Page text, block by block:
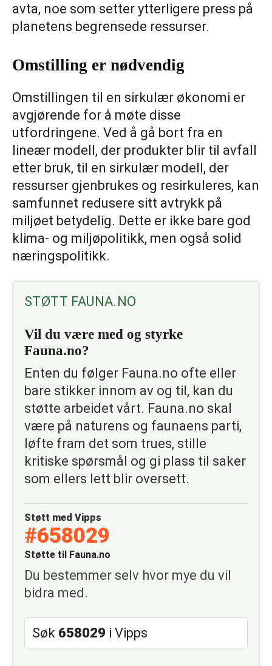
avta, noe som setter ytterligere press på
planetens begrensede ressurser.
Omstilling er nødvendig
Omstillingen til en sirkulær økonomi er
avgjørende for å møte disse
utfordringene. Ved å gå bort fra en
lineær modell, der produkter blir til avfall
etter bruk, til en sirkulær modell, der
ressurser gjenbrukes og resirkuleres, kan
samfunnet redusere sitt avtrykk på
miljøet betydelig. Dette er ikke bare god
klima- og miljøpolitikk, men også solid
næringspolitikk.
STØTT FAUNA.NO
Vil du være med og styrke
Fauna.no?
Enten du følger Fauna.no ofte eller
bare stikker innom av og til, kan du
støtte arbeidet vårt. Fauna.no skal
være på naturens og faunaens parti,
løfte fram det som trues, stille
kritiske spørsmål og gi plass til saker
som ellers lett blir oversett.
Støtt med Vipps
#658029
Støtte til Fauna.no
Du bestemmer selv hvor mye du vil
bidra med.
Søk 658029 i Vipps